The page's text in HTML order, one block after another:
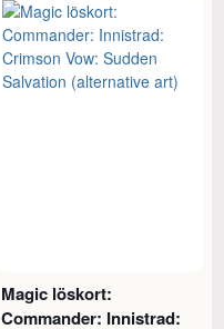
Magic löskort:
Commander: Innistrad: